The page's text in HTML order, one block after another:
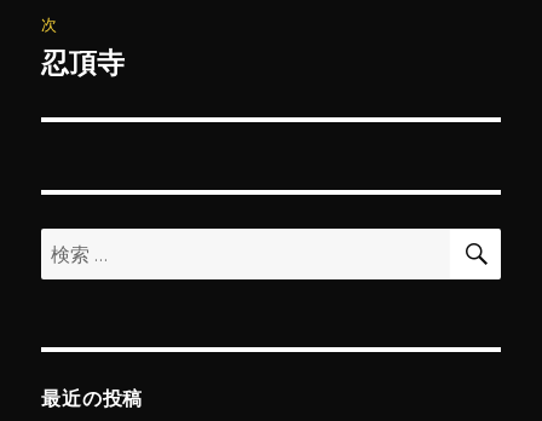
ビ
ゲ
ー
ン
稿:
次
次
投
忍頂寺
検
索:
検
最近の投稿